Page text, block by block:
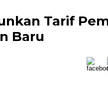
Tarif
Baru